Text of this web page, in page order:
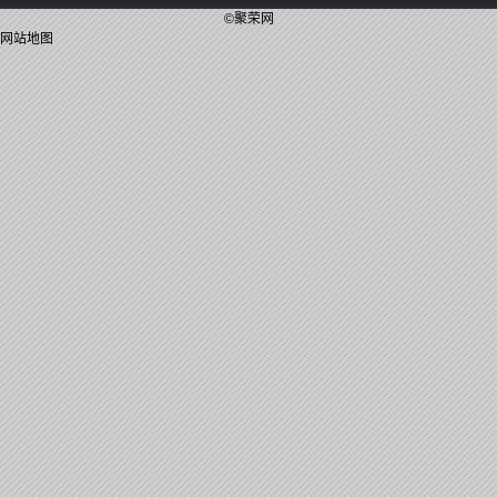
©聚荣网
网站地图